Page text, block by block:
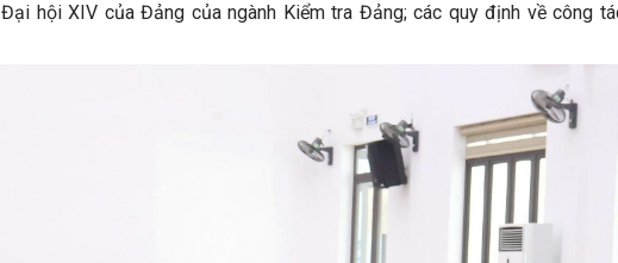
hội XIV của Đảng của ngành Kiểm tra Đảng; các quy định về công